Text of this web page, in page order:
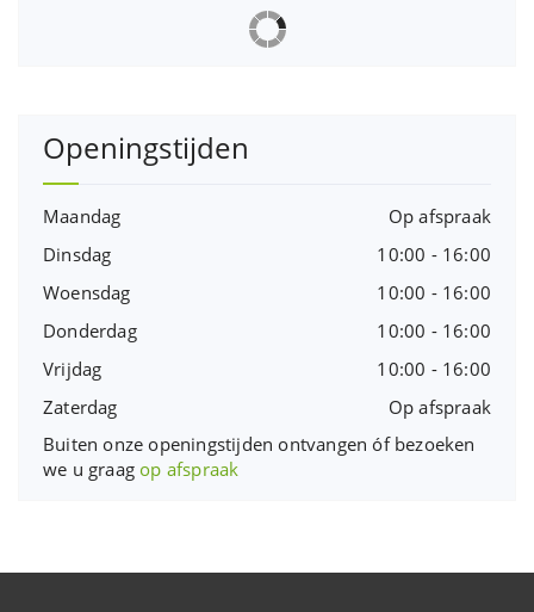
Openingstijden
Maandag
Op afspraak
Dinsdag
10:00 - 16:00
Woensdag
10:00 - 16:00
Donderdag
10:00 - 16:00
Vrijdag
10:00 - 16:00
Zaterdag
Op afspraak
Buiten onze openingstijden ontvangen óf bezoeken
we u graagop afspraak